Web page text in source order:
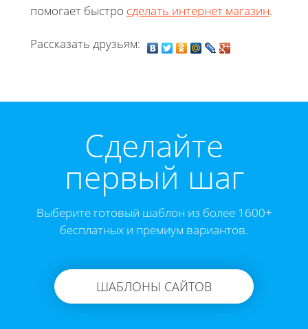
помогает быстро сделать интернет магазин.
Рассказать друзьям:
Cделайте
первый шаг
Выберите готовый шаблон из более 1600+
бесплатных и премиум вариантов.
ШАБЛОНЫ САЙТОВ